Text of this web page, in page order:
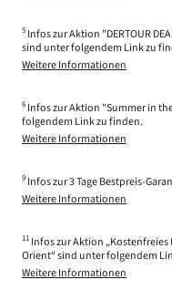
5 Infos zur Aktion "DERTOUR
sind unter folgendem Link zu
Weitere Informationen
6 Infos zur Aktion "Summer in
folgendem Link zu finden.
Weitere Informationen
9 Infos zur 3 Tage Bestpreis-
Weitere Informationen
11 Infos zur Aktion
Orient“ sind unter folgendem
Weitere Informationen